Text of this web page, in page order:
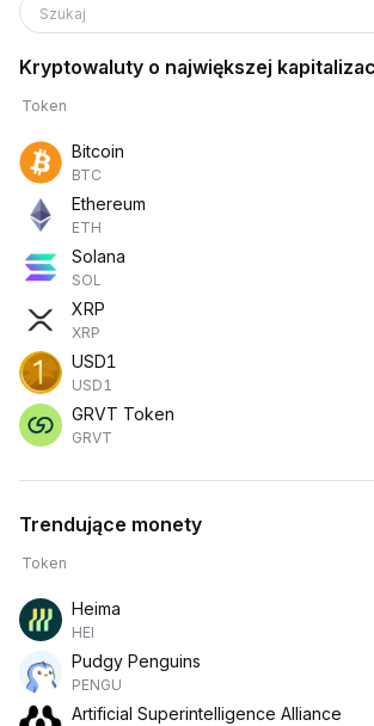
Szukaj
Kryptowaluty o największej
Token
Bitcoin
BTC
Ethereum
ETH
Solana
SOL
XRP
XRP
USD1
USD1
GRVT Token
GRVT
Trendujące monety
Token
Heima
HEI
Pudgy Penguins
PENGU
Artificial Superintelligence Alliance